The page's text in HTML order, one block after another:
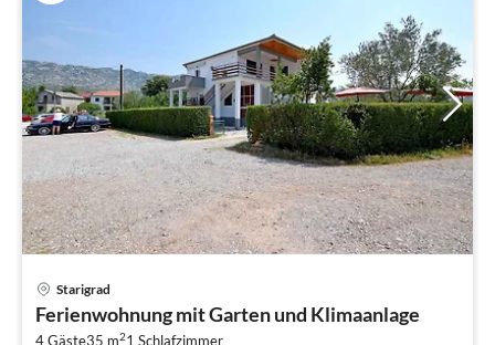
Starigrad
Ferienwohnung mit Garten und Klimaanlage
4 Gäste35 m21 Schlafzimmer